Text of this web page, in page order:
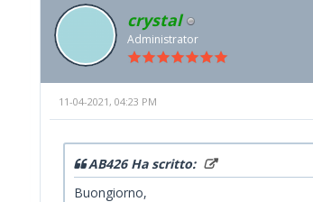
crystal
Administrator
11-04-2021, 04:23 PM
AB426 Ha scritto:
Buongiorno,